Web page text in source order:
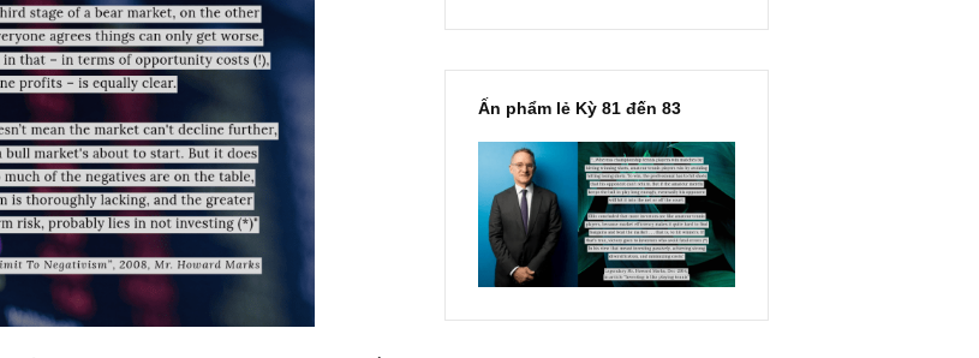
của bear market, tất cả mọi người đều đổi 180 độ tin rằng
ro ở tư duy này – một lần nữa, cũng khá rõ ràng – chính là
tốt đã bị bỏ lỡ (*)
Ấn phẩm lẻ Kỳ 81 đến 83